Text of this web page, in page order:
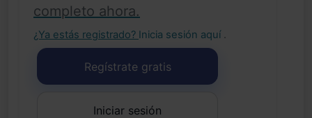
completo ahora.
¿Ya estás registrado? Inicia sesión aquí .
Regístrate gratis
Iniciar sesión